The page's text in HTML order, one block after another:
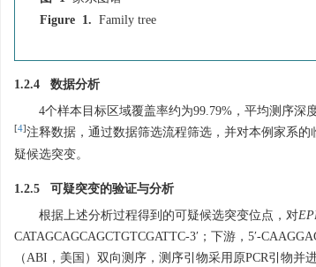
Figure 1. Family tree
1.2.4 数据分析
4个样本目标区域覆盖率约为99.79%，平均测序深
[4]注释数据，通过数据筛选流程筛选，并对本例家系
疑候选突变。
1.2.5 可疑突变的验证与分析
根据上述分析过程得到的可疑候选突变位点，对
CATAGCAGCAGCTGTCGATTC-3′；下游，5′-
（ABI，美国）双向测序，测序引物采用原PCR引物